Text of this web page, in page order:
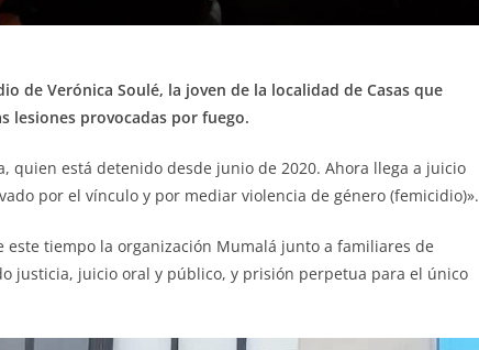
de Verónica Soulé, la joven de la localidad de Casas que
lesiones provocadas por fuego.
quien está detenido desde junio de 2020. Ahora llega a juicio
por el vínculo y por mediar violencia de género (femicidio)».
este tiempo la organización Mumalá junto a familiares de
justicia, juicio oral y público, y prisión perpetua para el único